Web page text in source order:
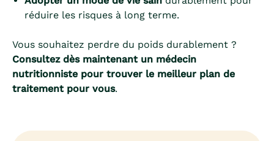
réduire les risques à long terme.
Vous souhaitez perdre du poids durablement ?
Consultez dès maintenant un médecin
nutritionniste pour trouver le meilleur plan de
traitement pour vous.